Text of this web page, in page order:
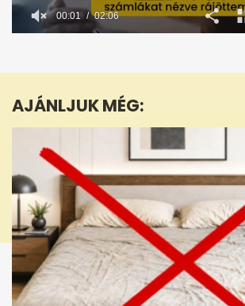
2
6
seconds
00:02 02:06
AJÁNLJUK MÉG: